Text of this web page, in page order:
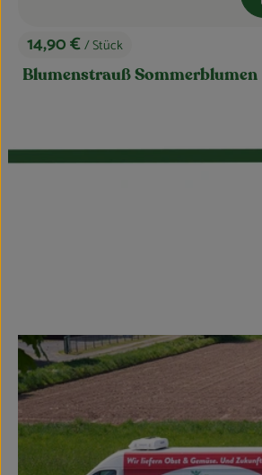
, Preis:
9,49 €/ kg
Spitzpaprika grün